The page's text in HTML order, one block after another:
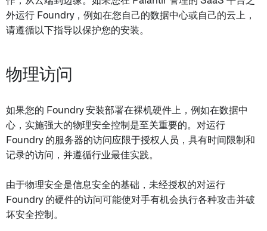
外运行 Foundry，例如在您自己的数据中心或自己的云上，
请遵循以下指导以保护您的安装。
物理访问
如果您的 Foundry 安装部署在裸机硬件上，例如在数据中
心，实施强大的物理安全控制是至关重要的。对运行
Foundry 的服务器的访问应限于授权人员，具有时间限制和
记录的访问，并遵循行业最佳实践。
由于物理安全是信息安全的基础，未经授权的对运行
Foundry 的硬件的访问可能使对手有机会执行各种攻击并破
坏安全控制。